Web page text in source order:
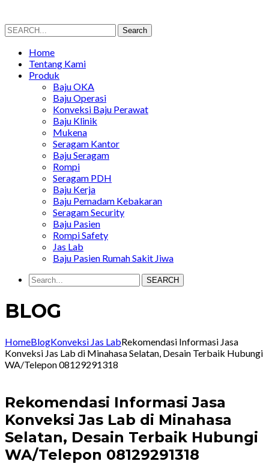
Search
for:
Search
Home
Tentang Kami
Produk
Baju OKA
Baju Operasi
Konveksi Baju Perawat
Baju Klinik
Mukena
Seragam Kantor
Baju Seragam
Rompi
Seragam PDH
Baju Kerja
Baju Pemadam Kebakaran
Seragam Security
Baju Pasien
Rompi Safety
Jas Lab
Baju Pasien Rumah Sakit Jiwa
SEARCH
BLOG
HomeBlogKonveksi Jas LabRekomendasi Informasi Jasa
Konveksi Jas Lab di Minahasa Selatan, Desain Terbaik Hubungi
WA/Telepon 08129291318
Rekomendasi Informasi Jasa
Konveksi Jas Lab di Minahasa
Selatan, Desain Terbaik Hubungi
WA/Telepon 08129291318